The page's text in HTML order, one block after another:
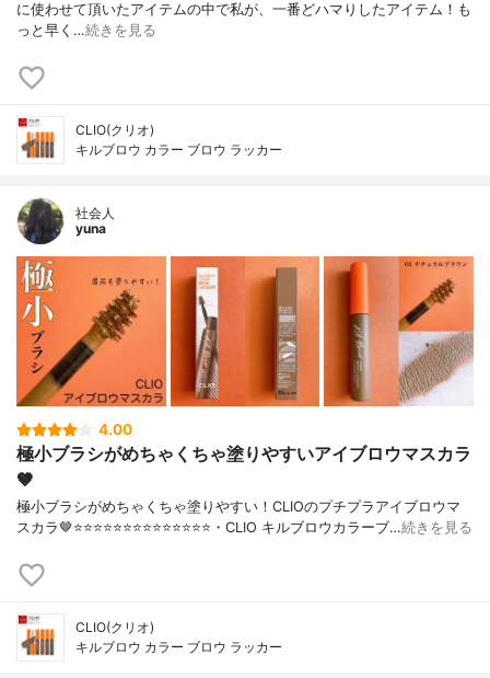
に使わせて頂いたアイテムの中で私が、一番どハマりしたアイテム！も
っと早く…続きを見る
CLIO(クリオ)
キルブロウ カラー ブロウ ラッカー
社会人
yuna
4.00
極小ブラシがめちゃくちゃ塗りやすいアイブロウマスカラ
🤎
極小ブラシがめちゃくちゃ塗りやすい！CLIOのプチプラアイブロウマ
スカラ🤎⭐️⭐️⭐️⭐️⭐️⭐️⭐️⭐️⭐️⭐️⭐️⭐️⭐️⭐️・CLIO キルブロウカラーブ…続きを見る
CLIO(クリオ)
キルブロウ カラー ブロウ ラッカー